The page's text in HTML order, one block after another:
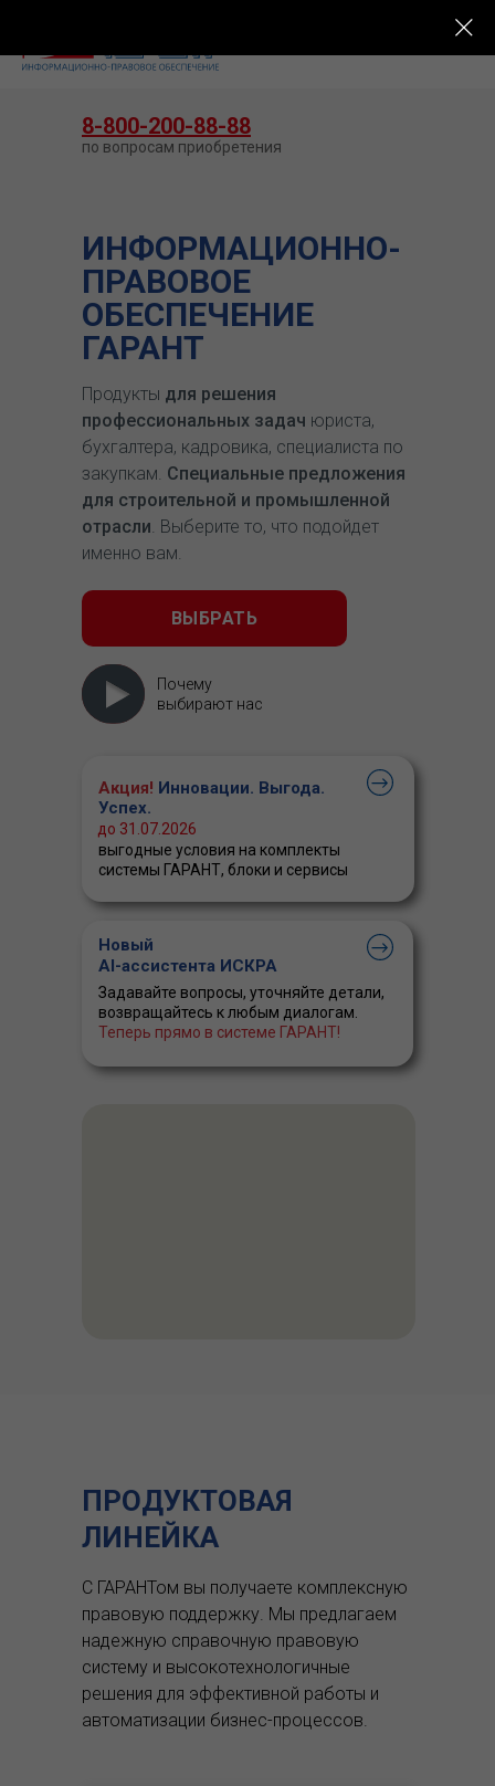
ИНФОРМАЦИОННО-
ПРАВОВОЕ
ОБЕСПЕЧЕНИЕ
ГАРАНТ
Продукты для решения
профессиональных задач юриста,
бухгалтера, кадровика, специалиста по
закупкам. Специальные предложения
для строительной и промышленной
отрасли. Выберите то, что подойдет
именно вам.
ВЫБРАТЬ
Почему
выбирают нас
Акция! Инновации. Выгода.
Успех.
выгодные условия на комплекты
системы ГАРАНТ, блоки и сервисы
до 31.07.2026
8-800-200-88-88
по вопросам приобретения
Новый
AI-ассистента ИСКРА
Задавайте вопросы, уточняйте детали,
возвращайтесь к любым диалогам.
Теперь прямо в системе ГАРАНТ!
ПРОДУКТОВАЯ
ЛИНЕЙКА
С ГАРАНТом вы получаете комплексную
правовую поддержку. Мы предлагаем
надежную справочную правовую
систему и высокотехнологичные
решения для эффективной работы и
автоматизации бизнес-процессов.